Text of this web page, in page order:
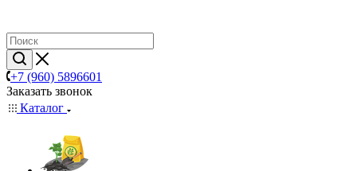
+7 (960) 5896601
Заказать звонок
Каталог